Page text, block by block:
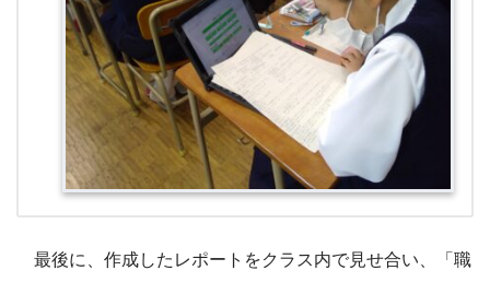
最後に、作成したレポートをクラス内で見せ合い、「職